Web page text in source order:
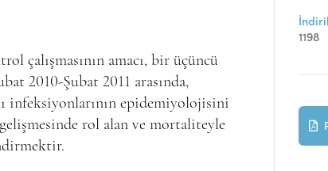
çalışmasının amacı, bir üçüncü
2010-Şubat 2011 arasında,
infeksiyonlarının epidemiyolojisini
rol alan ve mortaliteyle
1198